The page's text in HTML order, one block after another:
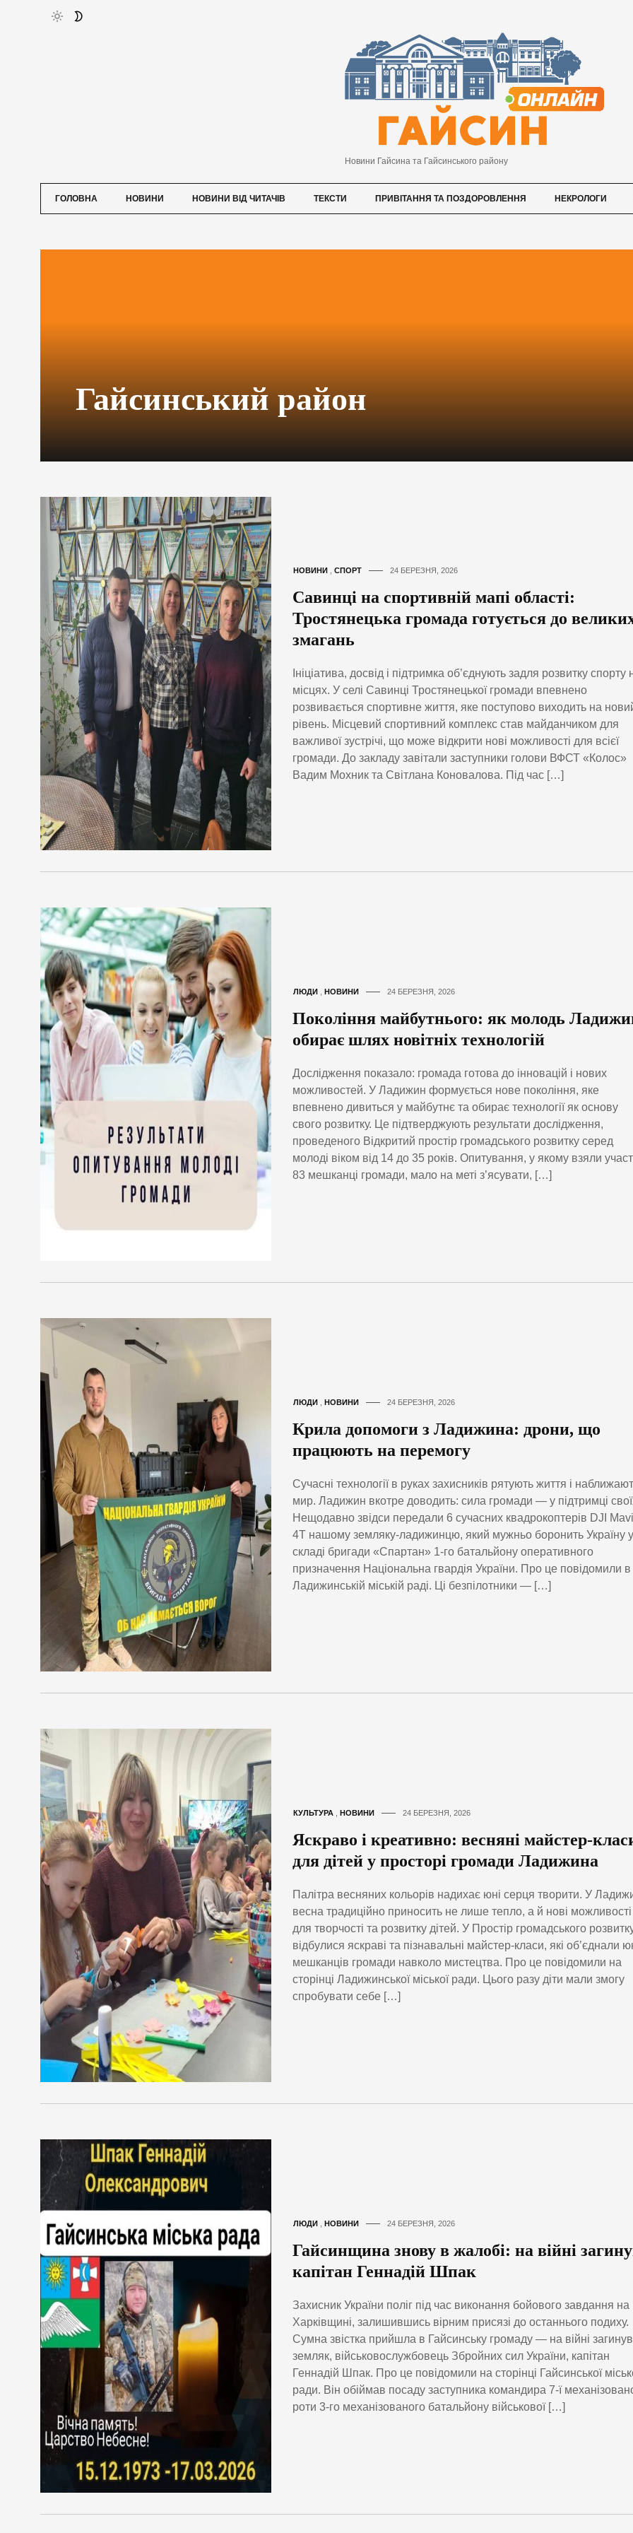
Новини Гайсина та Гайсинського району
ГОЛОВНА НОВИНИ НОВИНИ ВІД ЧИТАЧІВ ТЕКСТИ ПРИВІТАННЯ ТА ПОЗДОРОВЛЕННЯ НЕКРОЛОГИ
Гайсинський район
НОВИНИ СПОРТ 24 БЕРЕЗНЯ, 2026
Савинці на спортивній мапі області:
Тростянецька громада готується до
змагань
Ініціатива, досвід і підтримка об’єднують задля розвитку спорту
місцях. У селі Савинці Тростянецької громади впевнено
розвивається спортивне життя, яке поступово виходить на
рівень. Місцевий спортивний комплекс став майданчиком для
важливої зустрічі, що може відкрити нові можливості для всієї
громади. До закладу завітали заступники голови ВФСТ «Колос»
Вадим Мохник та Світлана Коновалова. Під час […]
ЛЮДИ НОВИНИ 24 БЕРЕЗНЯ, 2026
Покоління майбутнього: як молодь
обирає шлях новітніх технологій
Дослідження показало: громада готова до інновацій і нових
можливостей. У Ладижин формується нове покоління, яке
впевнено дивиться у майбутнє та обирає технології як основу
свого розвитку. Це підтверджують результати дослідження,
проведеного Відкритий простір громадського розвитку серед
молоді віком від 14 до 35 років. Опитування, у якому взяли
83 мешканці громади, мало на меті з’ясувати, […]
ЛЮДИ НОВИНИ 24 БЕРЕЗНЯ, 2026
Крила допомоги з Ладижина: дрони, що
працюють на перемогу
Сучасні технології в руках захисників рятують життя і
мир. Ладижин вкотре доводить: сила громади — у підтримці
Нещодавно звідси передали 6 сучасних квадрокоптерів DJI
4T нашому земляку-ладижинцю, який мужньо боронить Україну у
складі бригади «Спартан» 1-го батальйону оперативного
призначення Національна гвардія України. Про це повідомили в
Ладижинській міській раді. Ці безпілотники — […]
КУЛЬТУРА НОВИНИ 24 БЕРЕЗНЯ, 2026
Яскраво і креативно: весняні майстер-
для дітей у просторі громади Ладижина
Палітра весняних кольорів надихає юні серця творити. У
весна традиційно приносить не лише тепло, а й нові можливості
для творчості та розвитку дітей. У Простір громадського
відбулися яскраві та пізнавальні майстер-класи, які об’єднали
мешканців громади навколо мистецтва. Про це повідомили на
сторінці Ладижинської міської ради. Цього разу діти мали змогу
спробувати себе […]
ЛЮДИ НОВИНИ 24 БЕРЕЗНЯ, 2026
Гайсинщина знову в жалобі: на війні
капітан Геннадій Шпак
Захисник України поліг під час виконання бойового завдання на
Харківщині, залишившись вірним присязі до останнього подиху.
Сумна звістка прийшла в Гайсинську громаду — на війні загинув
земляк, військовослужбовець Збройних сил України, капітан
Геннадій Шпак. Про це повідомили на сторінці Гайсинської
ради. Він обіймав посаду заступника командира 7-ї
роти 3-го механізованого батальйону військової […]